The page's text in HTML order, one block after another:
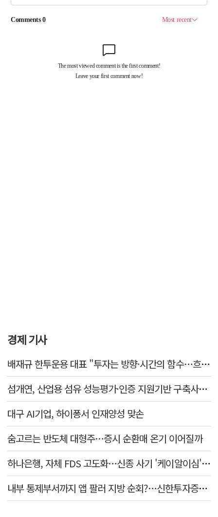
경제 기사
배재규 한투운용 대표 "투자는 방향·시간의 함수…흐름 따라 장기투자해야"
섬개연, 산업용 섬유 성능평가·인증 지원기반 구축사업 참여
대구 AI기업, 하이퐁서 인재양성 맞손
숨고르는 반도체 대형주…증시 순환매 온기 이어질까
하나은행, 자체 FDS 고도화…신종 사기 '케이알이심' 예방
내부 통제부서까지 앱 팔러 지방 순회?…신한투자증권의 도 넘은 '슈퍼SOL' 쥐어짜기